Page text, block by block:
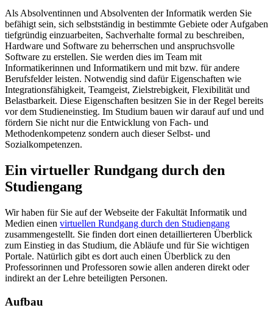
Als Absolventinnen und Absolventen der Informatik werden Sie
befähigt sein, sich selbstständig in bestimmte Gebiete oder Aufgaben
tiefgründig einzuarbeiten, Sachverhalte formal zu beschreiben,
Hardware und Software zu beherrschen und anspruchsvolle
Software zu erstellen. Sie werden dies im Team mit
Informatikerinnen und Informatikern und mit bzw. für andere
Berufsfelder leisten. Notwendig sind dafür Eigenschaften wie
Integrationsfähigkeit, Teamgeist, Zielstrebigkeit, Flexibilität und
Belastbarkeit. Diese Eigenschaften besitzen Sie in der Regel bereits
vor dem Studieneinstieg. Im Studium bauen wir darauf auf und und
fördern Sie nicht nur die Entwicklung von Fach- und
Methodenkompetenz sondern auch dieser Selbst- und
Sozialkompetenzen.
Ein virtueller Rundgang durch den
Studiengang
Wir haben für Sie auf der Webseite der Fakultät Informatik und
Medien einen virtuellen Rundgang durch den Studiengang
zusammengestellt. Sie finden dort einen detaillierteren Überblick
zum Einstieg in das Studium, die Abläufe und für Sie wichtigen
Portale. Natürlich gibt es dort auch einen Überblick zu den
Professorinnen und Professoren sowie allen anderen direkt oder
indirekt an der Lehre beteiligten Personen.
Aufbau